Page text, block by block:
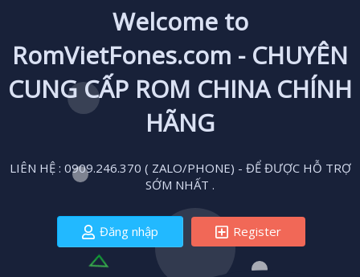
Welcome to
RomVietFones.com - CHUYÊN
CUNG CẤP ROM CHINA CHÍNH
HÃNG
LIÊN HỆ : 0909.246.370 ( ZALO/PHONE) - ĐỂ ĐƯỢC HỖ TRỢ
SỚM NHẤT .
Đăng nhập Register